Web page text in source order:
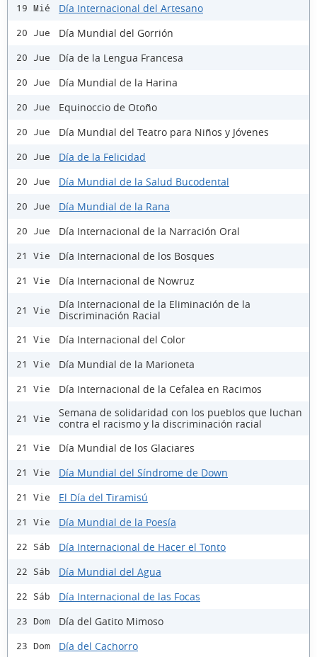
19 Mié Día Internacional del Artesano
20 Jue Día Mundial del Gorrión
20 Jue Día de la Lengua Francesa
20 Jue Día Mundial de la Harina
20 Jue Equinoccio de Otoño
20 Jue Día Mundial del Teatro para Niños y Jóvenes
20 Jue Día de la Felicidad
20 Jue Día Mundial de la Salud Bucodental
20 Jue Día Mundial de la Rana
20 Jue Día Internacional de la Narración Oral
21 Vie Día Internacional de los Bosques
21 Vie Día Internacional de Nowruz
21 Vie
Día Internacional de la Eliminación de la
Discriminación Racial
21 Vie Día Internacional del Color
21 Vie Día Mundial de la Marioneta
21 Vie Día Internacional de la Cefalea en Racimos
21 Vie
Semana de solidaridad con los pueblos que luchan
contra el racismo y la discriminación racial
21 Vie Día Mundial de los Glaciares
21 Vie Día Mundial del Síndrome de Down
21 Vie El Día del Tiramisú
21 Vie Día Mundial de la Poesía
22 Sáb Día Internacional de Hacer el Tonto
22 Sáb Día Mundial del Agua
22 Sáb Día Internacional de las Focas
23 Dom Día del Gatito Mimoso
23 Dom Día del Cachorro